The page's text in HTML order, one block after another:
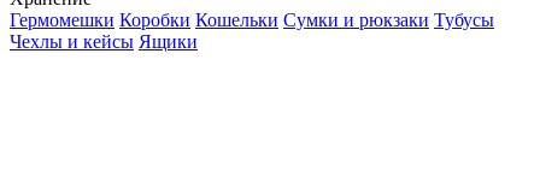
Гермомешки Коробки Кошельки Сумки и рюкзаки Тубусы
Чехлы и кейсы Ящики